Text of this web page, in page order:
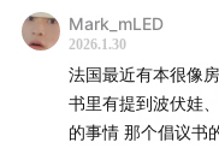
强烈的社会阶级维度
福楼拜的《情感教育
结局拒绝廉价的替代
是否剥削女演员？
Mark_mLED
2026.1.30
法国最近有本很像
书里有提到波伏娃
的事情 那个倡议书